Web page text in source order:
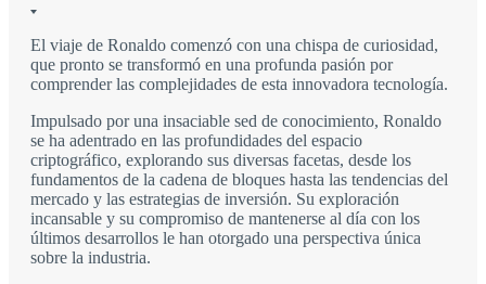
El viaje de Ronaldo comenzó con una chispa de curiosidad,
que pronto se transformó en una profunda pasión por
comprender las complejidades de esta innovadora tecnología.
Impulsado por una insaciable sed de conocimiento, Ronaldo
se ha adentrado en las profundidades del espacio
criptográfico, explorando sus diversas facetas, desde los
fundamentos de la cadena de bloques hasta las tendencias del
mercado y las estrategias de inversión. Su exploración
incansable y su compromiso de mantenerse al día con los
últimos desarrollos le han otorgado una perspectiva única
sobre la industria.